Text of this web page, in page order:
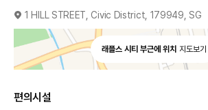
1 HILL STREET, Civic District, 179949, SG
래플스 시티 부근에 위치 지도보기
편의시설